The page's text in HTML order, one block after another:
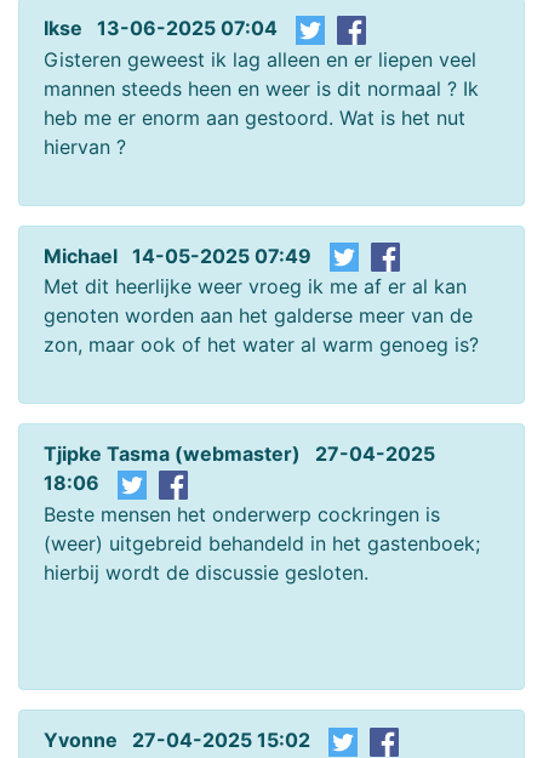
Ikse 13-06-2025 07:04
Gisteren geweest ik lag alleen en er liepen veel
mannen steeds heen en weer is dit normaal ? Ik
heb me er enorm aan gestoord. Wat is het nut
hiervan ?
Michael 14-05-2025 07:49
Met dit heerlijke weer vroeg ik me af er al kan
genoten worden aan het galderse meer van de
zon, maar ook of het water al warm genoeg is?
Tjipke Tasma (webmaster) 27-04-2025
18:06
Beste mensen het onderwerp cockringen is
(weer) uitgebreid behandeld in het gastenboek;
hierbij wordt de discussie gesloten.
Yvonne 27-04-2025 15:02